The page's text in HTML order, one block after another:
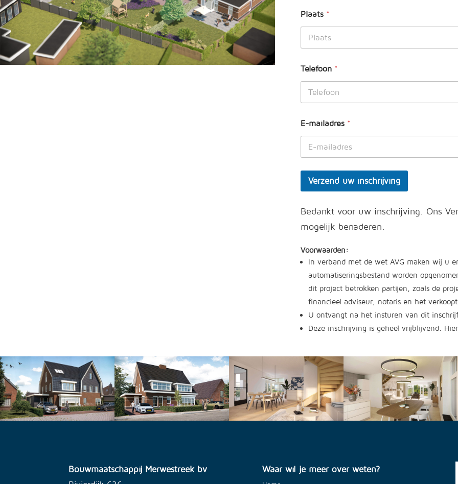
Plaats *
Telefoon *
E-mailadres *
Verzend uw inschrijving
Bedankt voor uw inschrijving. Ons
mogelijk benaderen.
Voorwaarden:
In verband met de wet AVG maken wij u
automatiseringsbestand worden
dit project betrokken partijen, zoals de
financieel adviseur, notaris en het
U ontvangt na het insturen van dit
Deze inschrijving is geheel vrijblijvend.
Bouwmaatschappij Merwestreek bv
Waar wil je meer over weten?